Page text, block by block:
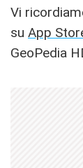
Vi
su App
GeoPedia